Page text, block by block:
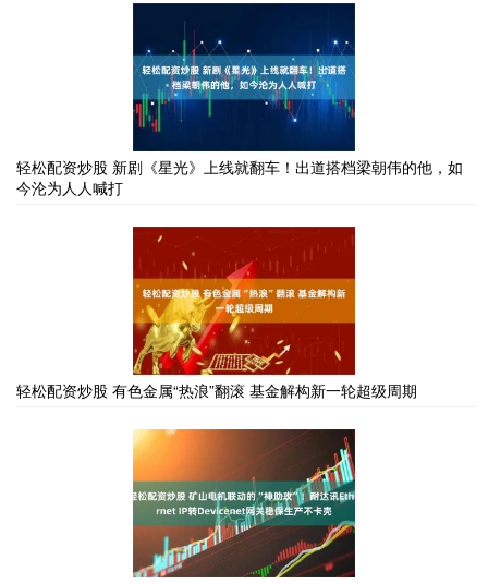
轻松配资炒股 新剧《星光》上线就翻车！出道搭档梁朝伟的他，如
今沦为人人喊打
轻松配资炒股 有色金属“热浪”翻滚 基金解构新一轮超级周期